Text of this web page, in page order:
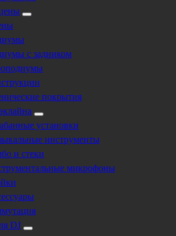
с задником
покрытия
установки
инструменты
и стеки
микрофоны
DJ